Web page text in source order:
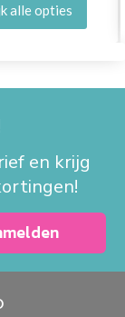
alle opties
en krijg